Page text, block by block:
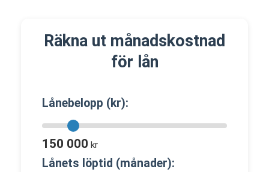
Räkna ut månadskostnad
för lån
Lånebelopp (kr):
150 000 kr
Lånets löptid (månader):